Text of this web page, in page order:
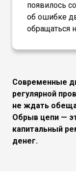
появилось
об ошибке
обращаться
Современные
регулярной
не ждать
Обрыв цепи —
капитальный
денег.